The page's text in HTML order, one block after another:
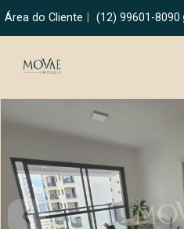
Área do Cliente (12) 99601-8090